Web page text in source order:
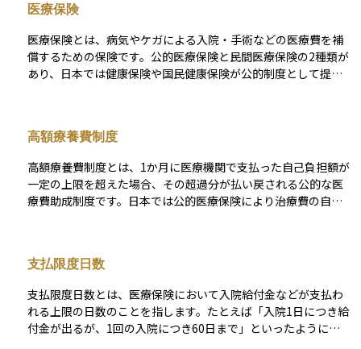
が重くなり、逆に低過ぎると入院時の支出を賄い切れない恐れ
があります。 資産運用の観点では、万一の医療費リスクを事前
にヘッジすることで、手元資金を投資に回す余裕を保ちやすく
なるため、適切な日額設定が長期的な資産形成を左右する重要
なポイントとなります。
医療保険
医療保険とは、病気やケガによる入院・手術などの医療費を補
償するための保険です。公的医療保険と民間医療保険の2種類が
あり、日本では健康保険や国民健康保険が公的制度として提供
の医療費負担を軽減するために重要な役割を果たします。
高額療養費制度
高額療養費制度とは、1か月に医療機関で支払った自己負担額が
一定の上限を超えた場合、その超過分が払い戻される公的な医
療費助成制度です。日本では公的医療保険により治療費の自己
けられているのが、この高額療養費制度です。 上限額は、70歳
未満と70歳以上で異なり、さらに所得区分（年収の目安）によ
って細かく設定されています。たとえば、年収約370万〜770万
円の方（一般的な所得層）では、1か月あたりの自己負担限度額
は「約8万円＋（総医療費−26.7万円）×1％」となります。これ
支払限度日数
支払限度日数とは、医療保険において入院給付金などが支払わ
れる上限の日数のことを指します。たとえば「入院1日につき給
付金が出るが、1回の入院につき60日まで」といったように、